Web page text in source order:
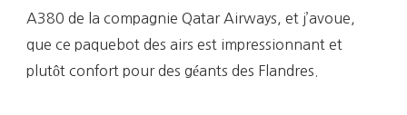
A380 de la compagnie Qatar Airways, et j’avoue,
que ce paquebot des airs est impressionnant et
plutôt confort pour des géants des Flandres.